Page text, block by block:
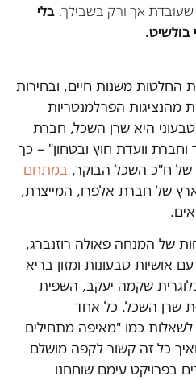
שעובדת אך ורק בשבילך. בלי
בולשיט.
החלטות משנות חיים, ובחירות
מהנציגות הפרלמנטריות
היא שרן השכל, חברת
וועדת חוץ ובטחון" – כך
ח"כ השכל הבוקר, במתחם
של חברת אלפרו, המייצרת,
של המנחה פאולה רוזנברג,
אושיות טבעונות ומזון בריא
שקמה יעקב, השפית
שרן השכל. כל אחד
כמו "מאיפה מתחילים
כל זה קשור לקפה מושלם
בפרויקט עימם שוחחנו